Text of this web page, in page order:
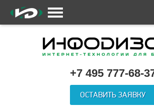
+7 495 777-68-
ОСТАВИТЬ ЗАЯВКУ